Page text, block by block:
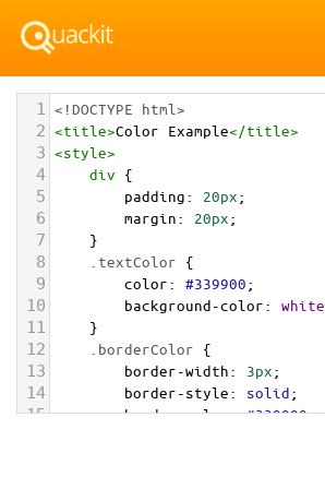
1 <!DOCTYPE html>
2 <title>Color Example</title>
3 <style>
4 div {
5 padding: 20px;
6 margin: 20px;
7 }
8 .textColor {
9 color: #339900;
10 background-color: white
11 }
12 .borderColor {
13 border-width: 3px;
14 border-style: solid;
15 border-color: #339900;